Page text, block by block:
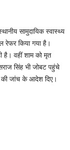
सामुदायिक स्वास्थ्य
रेफर किया गया है।
है। वहीं शाम को मृत
सिंह भी जोबट पहुंचे
की जांच के आदेश दिए।